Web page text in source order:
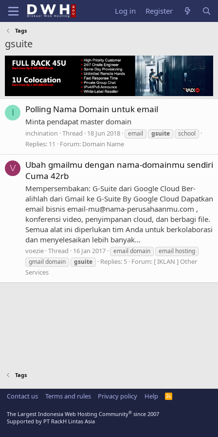
Log in Register
Tags
gsuite
I Polling Nama Domain untuk email
Minta pendapat master domain
inchination Thread 18 Jun 2018 email gsuite school
Replies: 11 Forum: Domain Name
V
Ubah gmailmu dengan nama-domainmu sendiri
Cuma 42rb
Mempersembakan: G-Suite dari Google Cloud Ber-
alihlah dari Gmail ke G-Suite By Google Cloud Dapatkan
email bisnis email-mu@nama-perusahaanmu.com ,
konferensi video, penyimpanan cloud, dan berbagi file.
Semua alat ini diperlukan tim Anda untuk berkolaborasi
dan menyelesaikan lebih banyak...
voezie Thread 16 Jan 2017 email domain
email hosting
gmail domain
gsuite Replies: 5 Forum: [ IKLAN ] Other
Services
Tags
Contact us Terms and rules Privacy policy Help
R
The Largest Indonesia Web Hosting Community® since 2007
Supported by PT RackH Lintas Asia